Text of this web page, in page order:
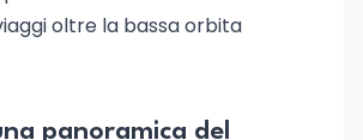
oltre la bassa orbita
panoramica del